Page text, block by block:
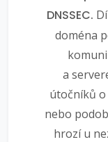
DNSSEC.
doména
a
útočníků
nebo
hrozí u